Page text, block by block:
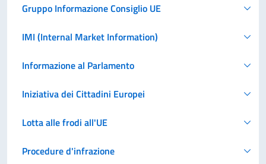
Gruppo Informazione Consiglio UE
IMI (Internal Market Information)
Informazione al Parlamento
Iniziativa dei Cittadini Europei
Lotta alle frodi all'UE
Procedure d'infrazione